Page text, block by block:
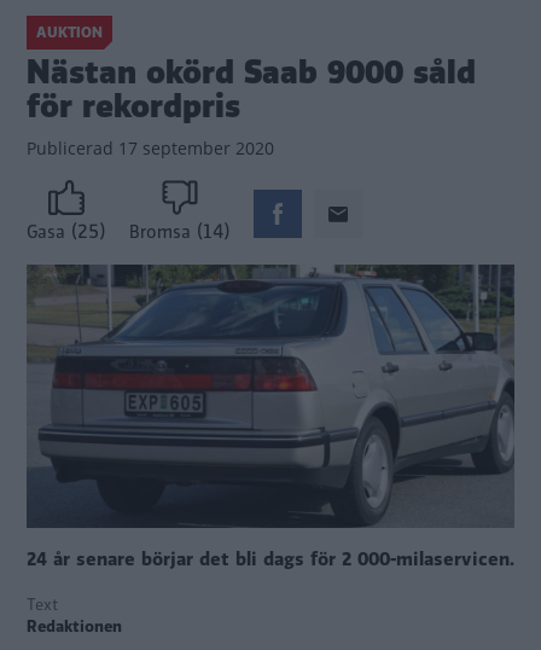
AUKTION
Nästan okörd Saab 9000 såld
för rekordpris
Publicerad 17 september 2020
Gasa (25) Bromsa (14)
24 år senare börjar det bli dags för 2 000-milaservicen.
Text
Redaktionen